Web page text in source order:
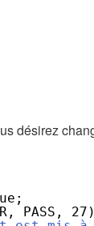
désirez
PASS,